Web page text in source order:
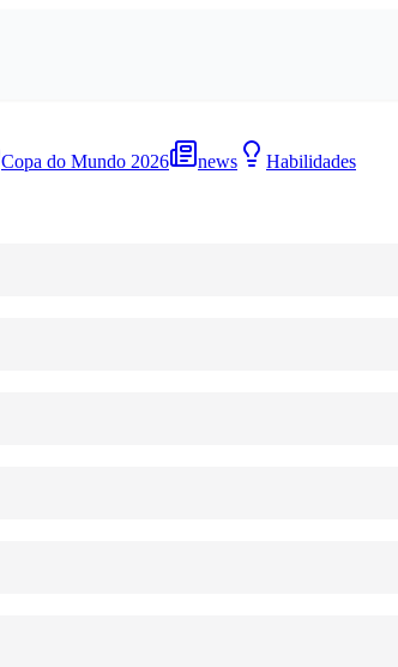
Copa do Mundo 2026 news Habilidades